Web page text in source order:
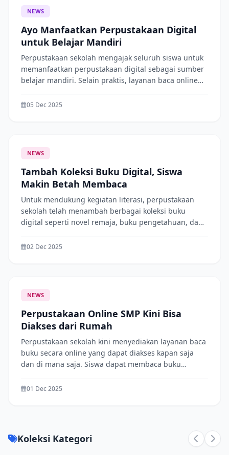
NEWS
Ayo Manfaatkan Perpustakaan Digital
untuk Belajar Mandiri
Perpustakaan sekolah mengajak seluruh siswa untuk
memanfaatkan perpustakaan digital sebagai sumber
belajar mandiri. Selain praktis, layanan baca online
cepat dan akurat. Mari tingkatkan budaya literasi
05 Dec 2025
NEWS
Tambah Koleksi Buku Digital, Siswa
Makin Betah Membaca
Untuk mendukung kegiatan literasi, perpustakaan
sekolah telah menambah berbagai koleksi buku
digital seperti novel remaja, buku pengetahuan, dan
mengakses koleksi tersebut melalui menu Baca
02 Dec 2025
NEWS
Perpustakaan Online SMP Kini Bisa
Diakses dari Rumah
Perpustakaan sekolah kini menyediakan layanan baca
buku secara online yang dapat diakses kapan saja
dan di mana saja. Siswa dapat membaca buku
dengan menggunakan akun masing-masing. Layanan
01 Dec 2025
Koleksi Kategori